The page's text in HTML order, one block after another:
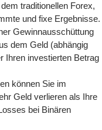
traditionellen Forex,
und fixe Ergebnisse.
Gewinnausschüttung
dem Geld (abhängig
Ihren investierten Betrag
können Sie im
Geld verlieren als Ihre
bei Binären